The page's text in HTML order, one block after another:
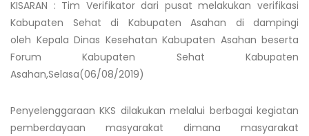
KISARAN : Tim Verifikator dari pusat melakukan verifikasi
Kabupaten Sehat di Kabupaten Asahan di dampingi
oleh Kepala Dinas Kesehatan Kabupaten Asahan beserta
Forum Kabupaten Sehat Kabupaten
Asahan,Selasa(06/08/2019)
Penyelenggaraan KKS dilakukan melalui berbagai kegiatan
pemberdayaan masyarakat dimana masyarakat